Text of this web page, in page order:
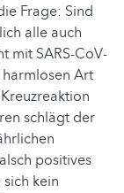
Frage: Sind
alle auch
mit SARS-CoV-
Art
schlägt der
positives
kein